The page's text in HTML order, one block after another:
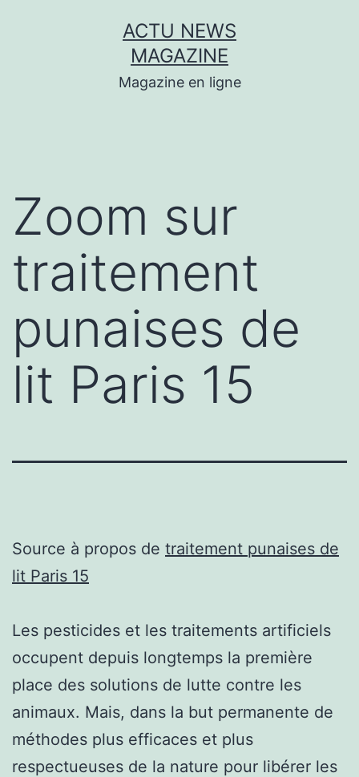
ACTU NEWS
MAGAZINE
Magazine en ligne
Zoom sur
traitement
punaises de
lit Paris 15
Source à propos de traitement punaises de
lit Paris 15
Les pesticides et les traitements artificiels
occupent depuis longtemps la première
place des solutions de lutte contre les
animaux. Mais, dans la but permanente de
méthodes plus efficaces et plus
respectueuses de la nature pour libérer les